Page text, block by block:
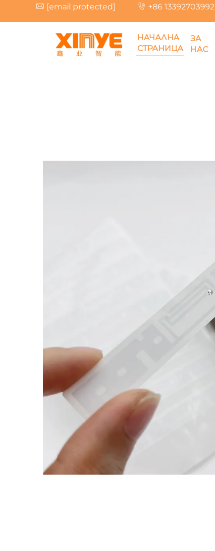
[email protected] +86 13392703992
НАЧАЛНА
СТРАНИЦА
ЗА
НАС